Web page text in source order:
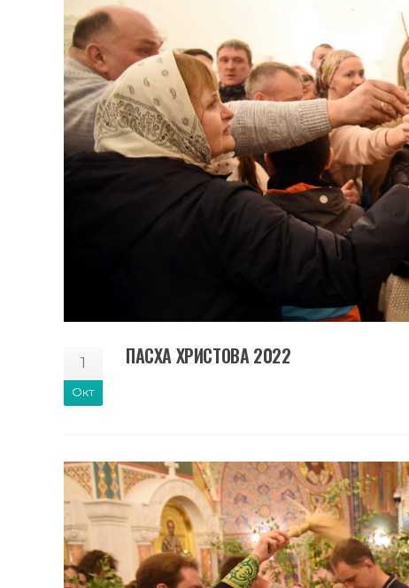
1
Окт
ПАСХА ХРИСТОВА 2022